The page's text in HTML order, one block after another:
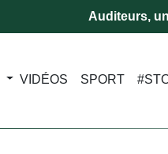
Auditeurs,
VIDÉOS SPORT